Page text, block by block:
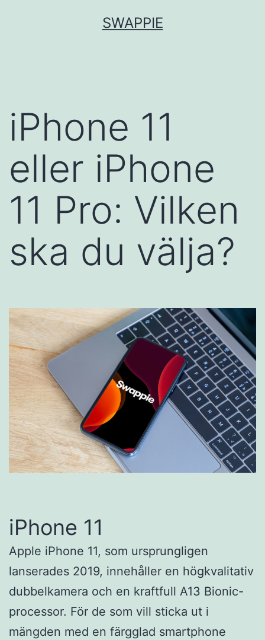
SWAPPIE
iPhone 11
eller iPhone
11 Pro: Vilken
ska du välja?
iPhone 11
Apple iPhone 11, som ursprungligen
lanserades 2019, innehåller en högkvalitativ
dubbelkamera och en kraftfull A13 Bionic-
processor. För de som vill sticka ut i
mängden med en färgglad smartphone